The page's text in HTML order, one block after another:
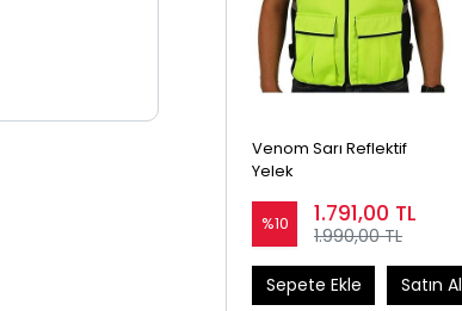
Venom Sarı Reflektif
Yelek
%10 1.791,00 TL
1.990,00 TL
Sepete Ekle Satın Al